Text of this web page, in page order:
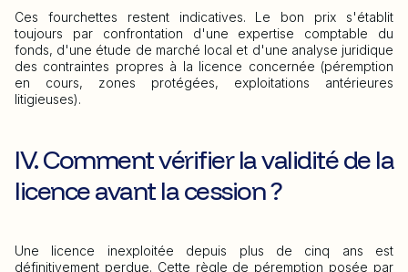
Ces fourchettes restent indicatives. Le bon prix s'établit
toujours par confrontation d'une expertise comptable du
fonds, d'une étude de marché local et d'une analyse juridique
des contraintes propres à la licence concernée (péremption
en cours, zones protégées, exploitations antérieures
litigieuses).
IV. Comment vérifier la validité de la
licence avant la cession ?
Une licence inexploitée depuis plus de cinq ans est
définitivement perdue. Cette règle de péremption posée par